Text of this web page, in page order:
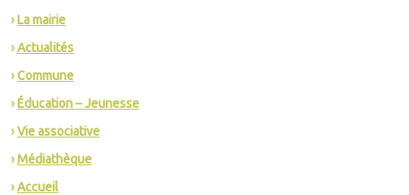
La mairie
Actualités
Commune
Éducation – Jeunesse
Vie associative
Médiathèque
Accueil